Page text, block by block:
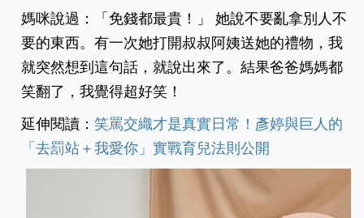
媽咪說過：「免錢都最貴！」 她說不要亂拿別人不
要的東西。有一次她打開叔叔阿姨送她的禮物，我
就突然想到這句話，就說出來了。結果爸爸媽媽都
笑翻了，我覺得超好笑！
延伸閱讀：笑罵交織才是真實日常！彥婷與巨人的
「去罰站＋我愛你」實戰育兒法則公開